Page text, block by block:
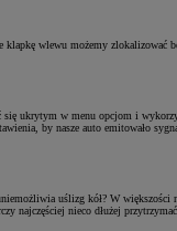
wlewu możemy
ukrytym w menu opcjom i
by nasze auto emitowało
uślizg kół? W
nieco dłużej